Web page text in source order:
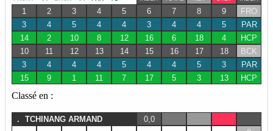
1 2 3 4 5 6 7 8 9
FRO
3
4 5 4 4 3 4 4 5
PAR
14
2 10 8 12 16 6 18 4
HCP
10
11 12 13 14 15 16 17 18
BCK
3
4 4 4 5 4 4 5 3
PAR
15
9 1 11 7 17 5 3 13 HCP
Classé en :
. TCHINANG ARMAND
0,0